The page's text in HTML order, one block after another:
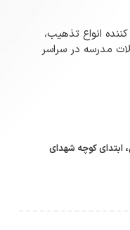
انواع تذهیب،
مدرسه در سراسر
ابتدای کوچه شهدای